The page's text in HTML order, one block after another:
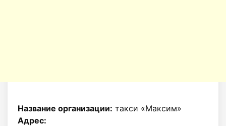
Название организации: такси «Максим»
Адрес: